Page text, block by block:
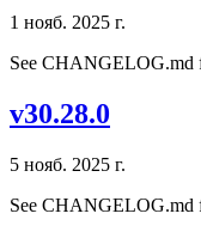
1 нояб. 2025 г.
See CHANGELOG.md
v30.28.0
5 нояб. 2025 г.
See CHANGELOG.md